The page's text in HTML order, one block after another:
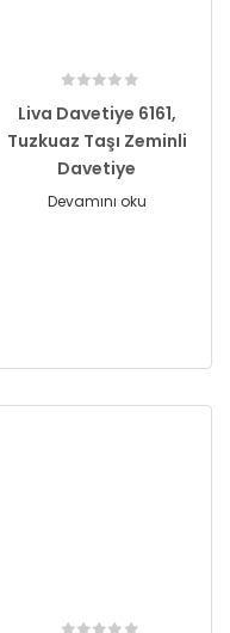
Liva Davetiye 6161,
Tuzkuaz Taşı Zeminli
Davetiye
Devamını oku